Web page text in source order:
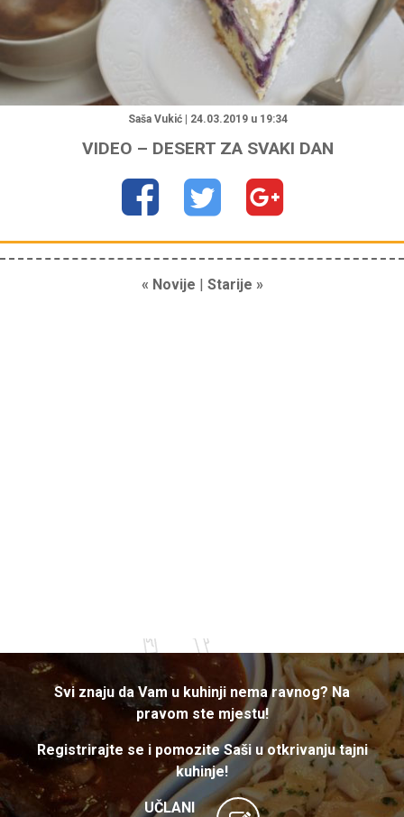
Saša Vukić | 24.03.2019 u 19:34
VIDEO – DESERT ZA SVAKI DAN
« Novije | Starije »
Svi znaju da Vam u kuhinji nema ravnog? Na
pravom ste mjestu!
Registrirajte se i pomozite Saši u otkrivanju tajni
kuhinje!
UČLANI